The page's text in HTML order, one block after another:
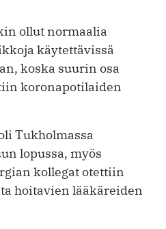
ollut normaalia
käytettävissä
koska suurin osa
koronapotilaiden
Tukhol­massa
lopussa, myös
kollegat otettiin
hoitavien lääkäreiden